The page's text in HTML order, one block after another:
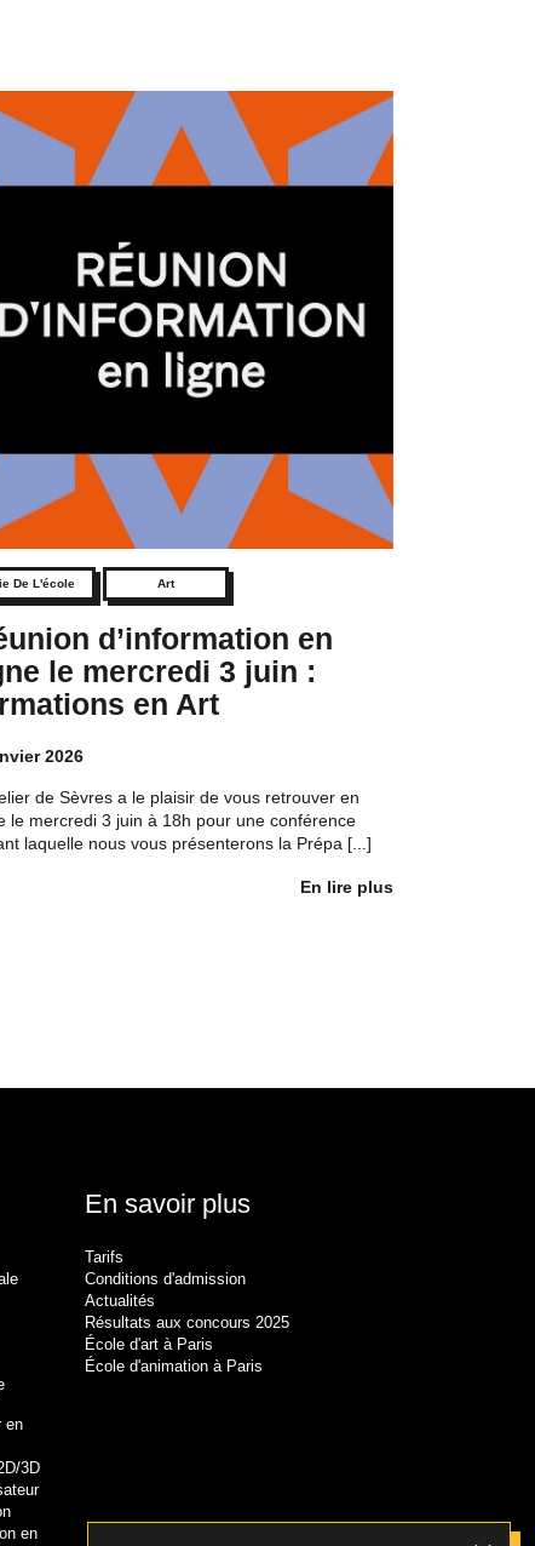
De L'école Art
d’information en
le mercredi 3 juin :
en Art
2026
de Sèvres a le plaisir de vous retrouver en
le mercredi 3 juin à 18h pour une conférence
laquelle nous vous présenterons la Prépa [...]
En lire plus
en
3D
en
En savoir plus
Tarifs
Conditions d'admission
Actualités
Résultats aux concours 2025
École d'art à Paris
École d'animation à Paris